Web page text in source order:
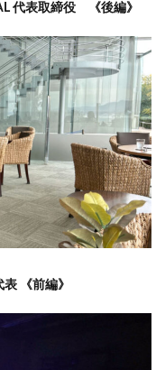
代表取締役 《後編》
《前編》